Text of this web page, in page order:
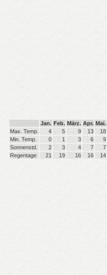
Jan. Feb. März. Apr. Mai.
Max. Temp.
4 5 9 13
18
Min. Temp.
0 1 3 6
9
Sonnenstd.
2 3 4 7
7
Regentage
21 19 16 16 14